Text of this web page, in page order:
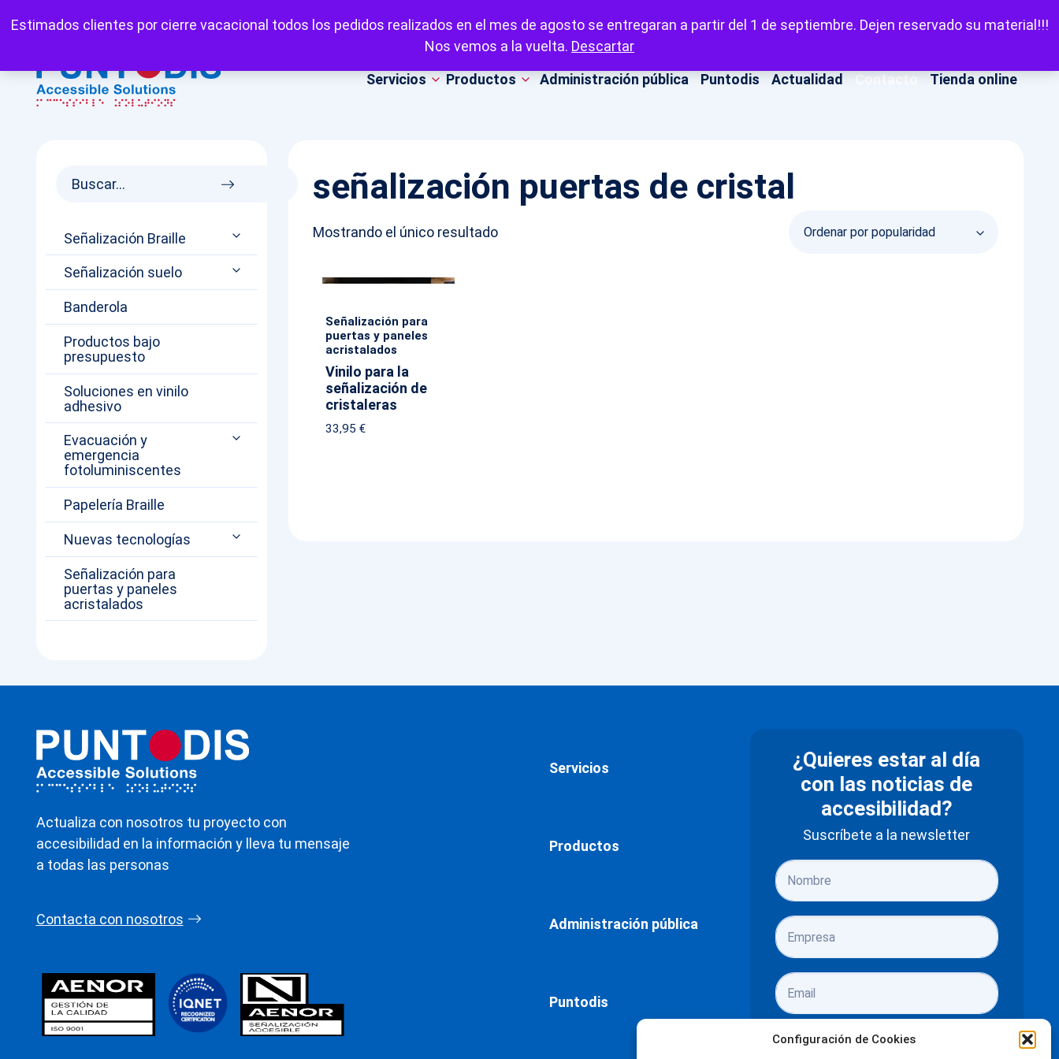
Configuración de Cookies
Estimados clientes por cierre vacacional todos los pedidos realizados en el mes de agosto se entregaran a partir del 1 de septiembre. Dejen reservado su material!!!
Nos vemos a la vuelta. Descartar
Mi cuenta Carrito Favoritos Escuchar
Servicios Productos Administración pública Puntodis Actualidad Contacto Tienda online
Señalización Braille
Señalización suelo
Banderola
Productos bajo
presupuesto
Soluciones en vinilo
adhesivo
Evacuación y
emergencia
fotoluminiscentes
Papelería Braille
Nuevas tecnologías
Señalización para
puertas y paneles
acristalados
señalización puertas de cristal
Mostrando el único resultado
Señalización para
puertas y paneles
acristalados
Vinilo para la
señalización de
cristaleras
33,95 €
Actualiza con nosotros tu proyecto con
accesibilidad en la información y lleva tu mensaje
a todas las personas
Contacta con nosotros
Servicios
Productos
Administración pública
Puntodis
¿Quieres estar al día
con las noticias de
accesibilidad?
Suscríbete a la newsletter